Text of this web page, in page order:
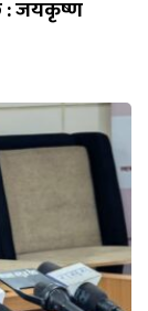
: जयकृष्ण